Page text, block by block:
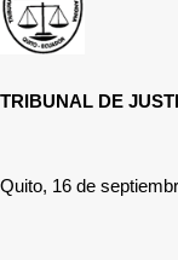
TRIBUNAL DE
Quito, 16 de